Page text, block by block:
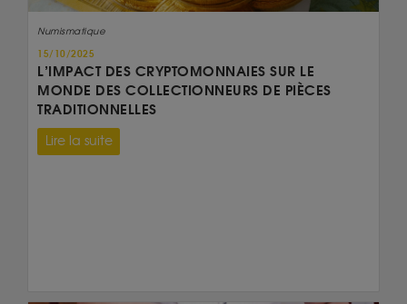
Numismatique
15/10/2025
L’IMPACT DES CRYPTOMONNAIES SUR LE
MONDE DES COLLECTIONNEURS DE PIÈCES
TRADITIONNELLES
Lire la suite